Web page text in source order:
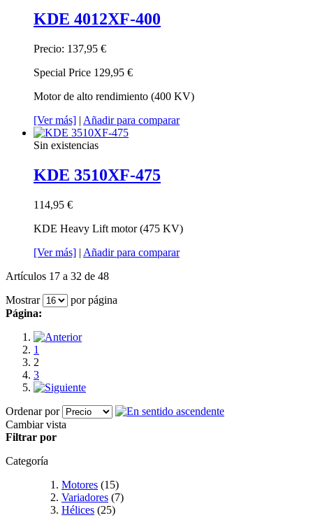
KDE 4012XF-400
Precio: 137,95 €
Special Price 129,95 €
Motor de alto rendimiento (400 KV)
[Ver más] | Añadir para comparar
Sin existencias
KDE 3510XF-475
114,95 €
KDE Heavy Lift motor (475 KV)
[Ver más] | Añadir para comparar
Artículos 17 a 32 de 48
Mostrar
por página
Página:
1
2
3
Ordenar por
Cambiar vista
Filtrar por
Categoría
Motores (15)
Variadores (7)
Hélices (25)